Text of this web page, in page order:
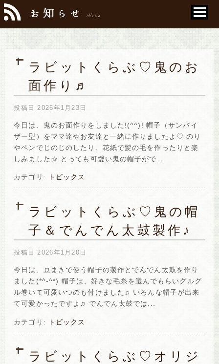
ラビットくらぶ♡鬼のお
面作り♬
投稿日2026年1月23日
今日は、鬼のお面作りをしました!(^^)! 帽子（サンバイ
ザー型）をママ達やお友達と一緒に作りましたよ♡ のり
やペンでじのじのしたり、花紙で髪の毛を作ったりと楽
しみました☆ とっても可愛い鬼の帽子がで...
カテゴリ: トピックス
ラビットくらぶ♡鬼の帽
子＆でんでん太鼓製作♪
投稿日2026年1月20日
今日は、豆まきで使う帽子の製作とでんでん太鼓を作り
ました(*^-^*) 帽子は、好きな毛糸を選んでもらいグルグ
ル巻いて可愛いつのも付けました♫ いろんな帽子が出来
て可愛かったですよ♫ でんでん太鼓では...
カテゴリ: トピックス
ラビットくらぶ♡オリジ